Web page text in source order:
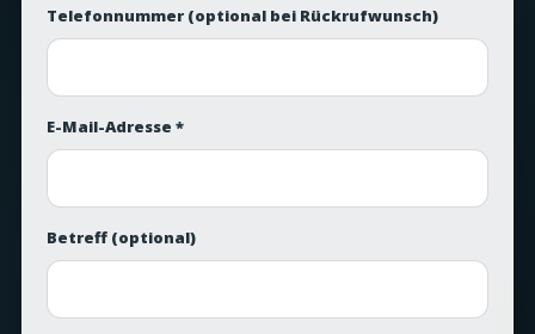
Telefonnummer (optional bei Rückrufwunsch)
E-Mail-Adresse *
Betreff (optional)